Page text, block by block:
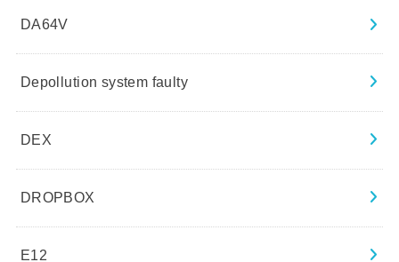
DA64V
Depollution system faulty
DEX
DROPBOX
E12